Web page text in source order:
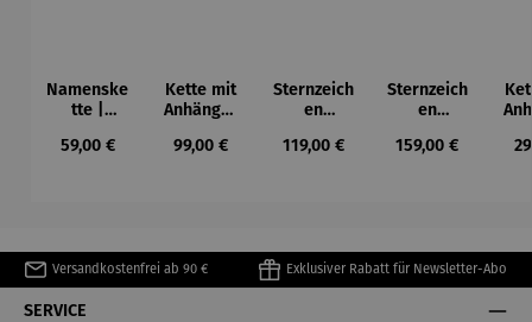
Namenske
tte |
ierbar
Regulärer Preis:
59,00 €
Kette mit
Anhänger
Regulärer Preis:
99,00 €
Sternzeich
en
| 333
Regulärer Preis:
119,00 €
Sternzeich
en
| 333
Regulärer Preis:
159,00 €
Versandkostenfrei ab 90 € Exklusiver Rabatt für Newsletter-Abo
SERVICE